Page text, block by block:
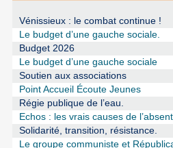
Vénissieux : le combat continue !
Le budget d’une gauche sociale.
Budget 2026
Le budget d’une gauche sociale
Soutien aux associations
Point Accueil Écoute Jeunes
Régie publique de l’eau.
Echos : les vrais causes de
Solidarité, transition, résistance.
Le groupe communiste et